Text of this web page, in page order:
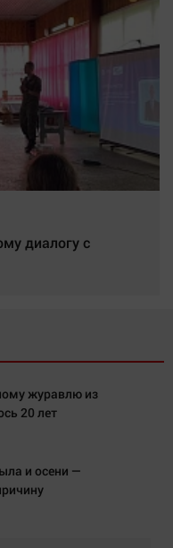
диалогу с
журавлю из
20 лет
и осени —